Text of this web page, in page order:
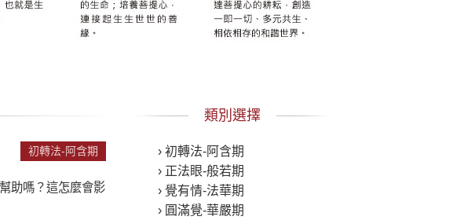
助嗎？這怎麼會影
初轉法-阿含期
類別選擇
› 初轉法-阿含期
› 正法眼-般若期
› 覺有情-法華期
› 圓滿覺-華嚴期